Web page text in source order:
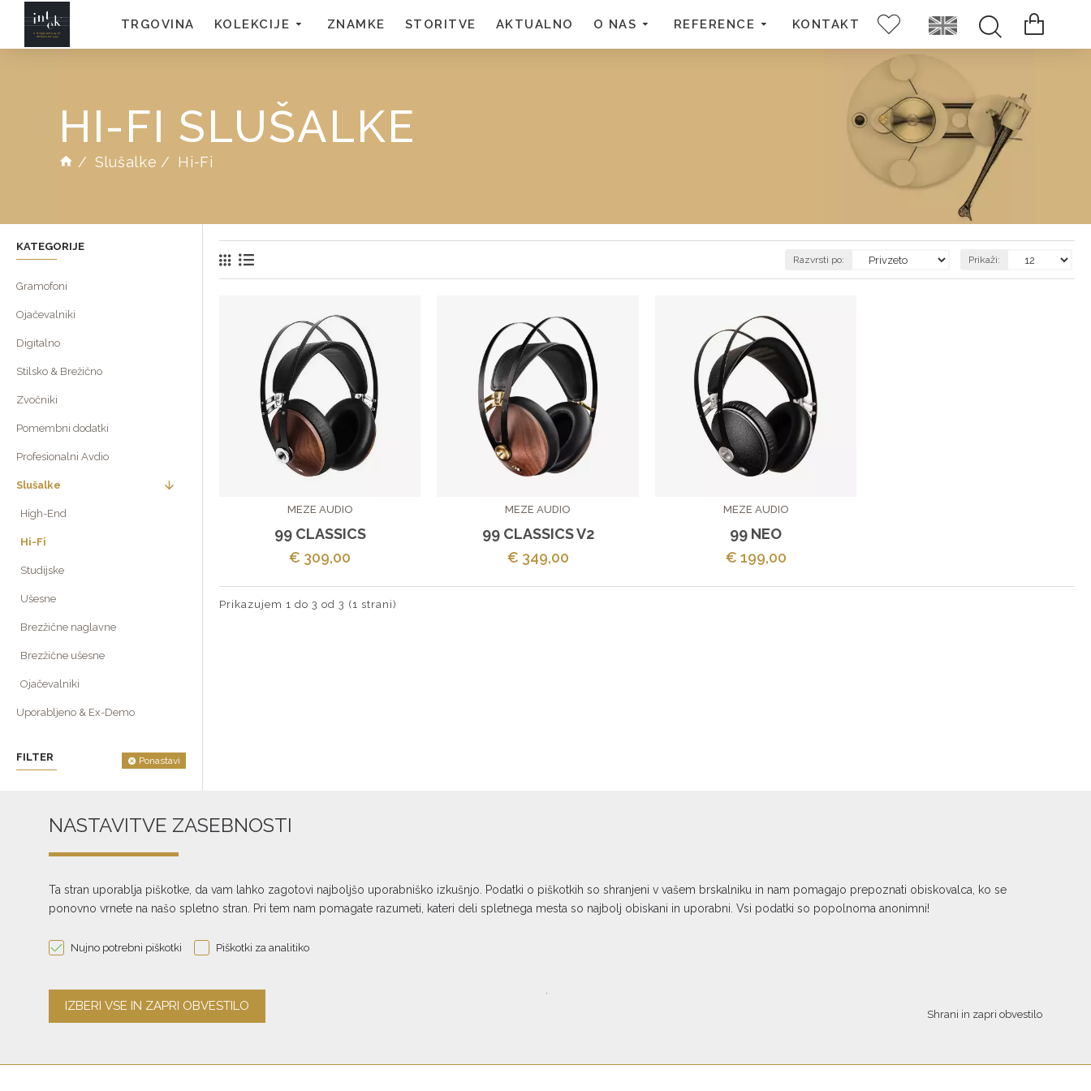
TRGOVINA KOLEKCIJE ZNAMKE STORITVE AKTUALNO O NAS REFERENCE KONTAKT
HI-FI SLUŠALKE
Slušalke Hi-Fi
KATEGORIJE
Gramofoni
Ojačevalniki
Digitalno
Stilsko & Brežično
Zvočniki
Pomembni dodatki
Profesionalni Avdio
Slušalke
High-End
Hi-Fi
Studijske
Ušesne
Brezžične naglavne
Brezžične ušesne
Ojačevalniki
Uporabljeno & Ex-Demo
FILTER Ponastavi
Razvrsti po: Prikaži:
MEZE AUDIO
99 CLASSICS
€ 309,00
MEZE AUDIO
99 CLASSICS V2
€ 349,00
MEZE AUDIO
99 NEO
€ 199,00
Prikazujem 1 do 3 od 3 (1 strani)
NASTAVITVE ZASEBNOSTI
Ta stran uporablja piškotke, da vam lahko zagotovi najboljšo uporabniško izkušnjo. Podatki o piškotkih so shranjeni v vašem brskalniku in nam pomagajo prepoznati obiskovalca, ko se
ponovno vrnete na našo spletno stran. Pri tem nam pomagate razumeti, kateri deli spletnega mesta so najbolj obiskani in uporabni. Vsi podatki so popolnoma anonimni!
Nujno potrebni piškotki Piškotki za analitiko
Shrani in zapri obvestilo
.